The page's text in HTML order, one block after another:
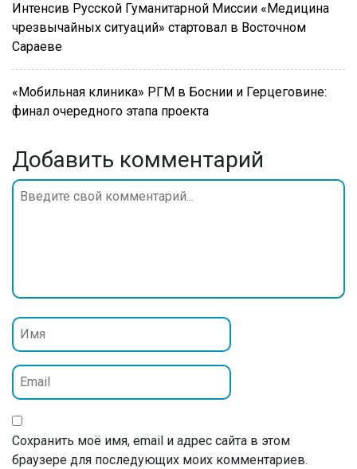
Интенсив Русской Гуманитарной Миссии «Медицина
чрезвычайных ситуаций» стартовал в Восточном
Сараеве
«Мобильная клиника» РГМ в Боснии и Герцеговине:
финал очередного этапа проекта
Добавить комментарий
Сохранить моё имя, email и адрес сайта в этом
браузере для последующих моих комментариев.